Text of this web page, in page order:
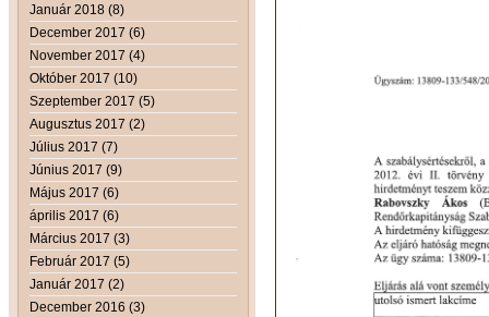
Január 2018 (8)
December 2017 (6)
November 2017 (4)
Október 2017 (10)
Szeptember 2017 (5)
Augusztus 2017 (2)
Július 2017 (7)
Június 2017 (9)
Május 2017 (6)
április 2017 (6)
Március 2017 (3)
Február 2017 (5)
Január 2017 (2)
December 2016 (3)